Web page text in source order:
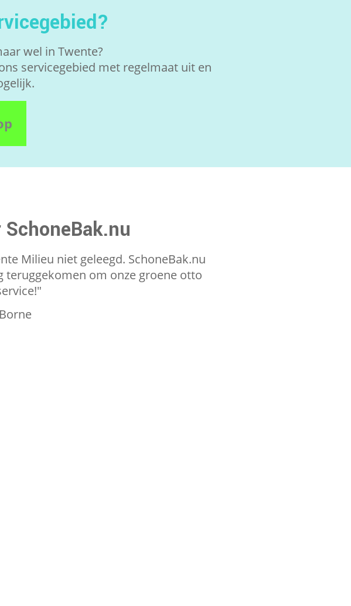
wel in Twente?
servicegebied met regelmaat uit en
Milieu niet geleegd. SchoneBak.nu
teruggekomen om onze groene otto